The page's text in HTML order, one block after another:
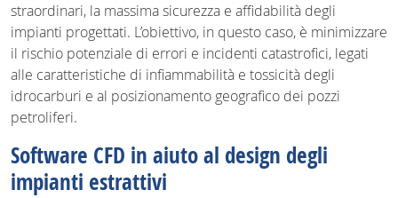
straordinari, la massima sicurezza e affidabilità degli
impianti progettati. L’obiettivo, in questo caso, è minimizzare
il rischio potenziale di errori e incidenti catastrofici, legati
alle caratteristiche di infiammabilità e tossicità degli
idrocarburi e al posizionamento geografico dei pozzi
petroliferi.
Software CFD in aiuto al design degli
impianti estrattivi